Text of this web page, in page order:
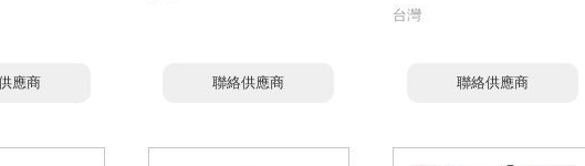
應商 聯絡供應商
台灣
聯絡供應商